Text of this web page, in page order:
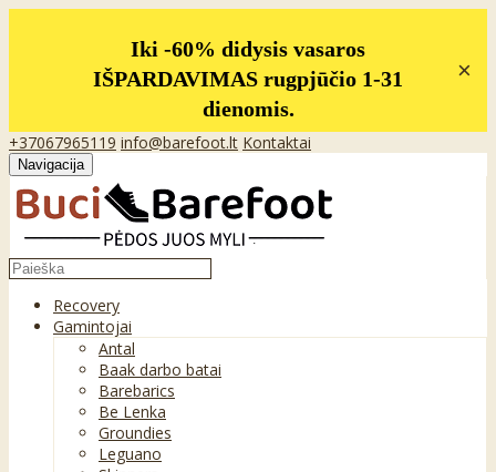
Iki -60% didysis vasaros
IŠPARDAVIMAS rugpjūčio 1-31
dienomis.
×
+37067965119 info@barefoot.lt Kontaktai
Navigacija
Recovery
Gamintojai
Antal
Baak darbo batai
Barebarics
Be Lenka
Groundies
Leguano